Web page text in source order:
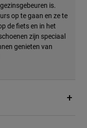
is.
op te gaan en ze te
de fiets en in het
zijn speciaal
genieten van